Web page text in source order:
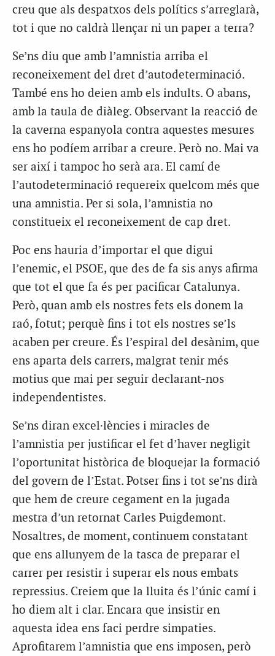
creu que als despatxos dels polítics s’arreglarà,
tot i que no caldrà llençar ni un paper a terra?
Se’ns diu que amb l’amnistia arriba el
reconeixement del dret d’autodeterminació.
També ens ho deien amb els indults. O abans,
amb la taula de diàleg. Observant la reacció de
la caverna espanyola contra aquestes mesures
ens ho podíem arribar a creure. Però no. Mai va
ser així i tampoc ho serà ara. El camí de
l’autodeterminació requereix quelcom més que
una amnistia. Per si sola, l’amnistia no
constitueix el reconeixement de cap dret.
Poc ens hauria d’importar el que digui
l’enemic, el PSOE, que des de fa sis anys afirma
que tot el que fa és per pacificar Catalunya.
Però, quan amb els nostres fets els donem la
raó, fotut; perquè fins i tot els nostres se’ls
acaben per creure. És l’espiral del desànim, que
ens aparta dels carrers, malgrat tenir més
motius que mai per seguir declarant-nos
independentistes.
Se’ns diran excel·lències i miracles de
l’amnistia per justificar el fet d’haver negligit
l’oportunitat històrica de bloquejar la formació
del govern de l’Estat. Potser fins i tot se’ns dirà
que hem de creure cegament en la jugada
mestra d’un retornat Carles Puigdemont.
Nosaltres, de moment, continuem constatant
que ens allunyem de la tasca de preparar el
carrer per resistir i superar els nous embats
repressius. Creiem que la lluita és l’únic camí i
ho diem alt i clar. Encara que insistir en
aquesta idea ens faci perdre simpaties.
Aprofitarem l’amnistia que ens imposen, però